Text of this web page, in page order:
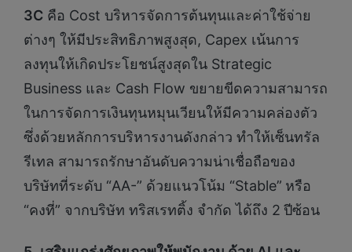
3C คือ Cost บริหารจัดการต้นทุนและค่าใช้จ่าย
ต่างๆ ให้มีประสิทธิภาพสูงสุด, Capex เน้นการ
ลงทุนให้เกิดประโยชน์สูงสุดใน Strategic
Business และ Cash Flow ขยายขีดความสามารถ
ในการจัดการเงินทุนหมุนเวียนให้มีความคล่องตัว
ซึ่งด้วยหลักการบริหารงานดังกล่าว ทำให้เซ็นทรัล
รีเทล สามารถรักษาอันดับความน่าเชื่อถือของ
บริษัทที่ระดับ “AA-” ด้วยแนวโน้ม “Stable” หรือ
“คงที่” จากบริษัท ทริสเรทติ้ง จำกัด ได้ถึง 2 ปีซ้อน